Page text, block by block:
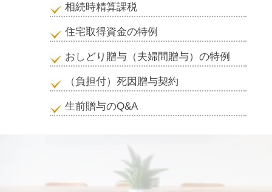
相続時精算課税
住宅取得資金の特例
おしどり贈与（夫婦間贈与）の特例
（負担付）死因贈与契約
生前贈与のQ&A